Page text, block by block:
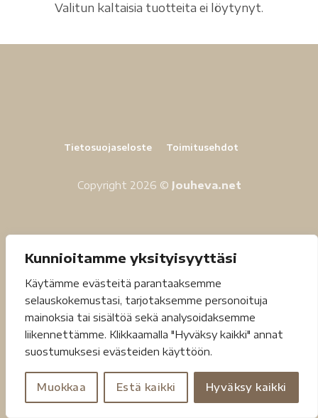
Kunnioitamme yksityisyyttäsi
Käytämme evästeitä parantaaksemme
selauskokemustasi, tarjotaksemme personoituja
mainoksia tai sisältöä sekä analysoidaksemme
liikennettämme. Klikkaamalla "Hyväksy kaikki" annat
suostumuksesi evästeiden käyttöön.
Muokkaa Estä kaikki Hyväksy kaikki
Valitun kaltaisia tuotteita ei löytynyt.
Tietosuojaseloste Toimitusehdot
Copyright 2026 © Jouheva.net